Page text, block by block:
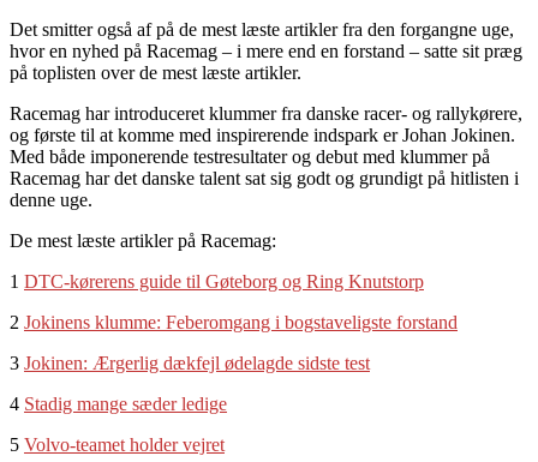
Det smitter også af på de mest læste artikler fra den forgangne uge,
hvor en nyhed på Racemag – i mere end en forstand – satte sit præg
på toplisten over de mest læste artikler.
Racemag har introduceret klummer fra danske racer- og rallykørere,
og første til at komme med inspirerende indspark er Johan Jokinen.
Med både imponerende testresultater og debut med klummer på
Racemag har det danske talent sat sig godt og grundigt på hitlisten i
denne uge.
De mest læste artikler på Racemag:
1 DTC-kørerens guide til Gøteborg og Ring Knutstorp
2 Jokinens klumme: Feberomgang i bogstaveligste forstand
3 Jokinen: Ærgerlig dækfejl ødelagde sidste test
4 Stadig mange sæder ledige
5 Volvo-teamet holder vejret